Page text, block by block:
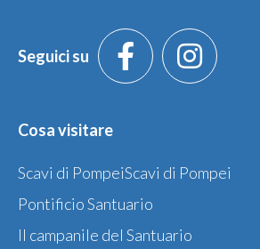
Seguici su
Cosa visitare
Scavi di PompeiScavi di Pompei
Pontificio Santuario
Il campanile del Santuario